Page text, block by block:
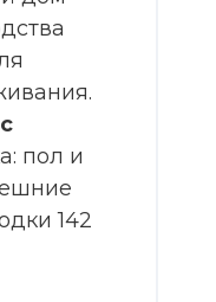
пол и
142